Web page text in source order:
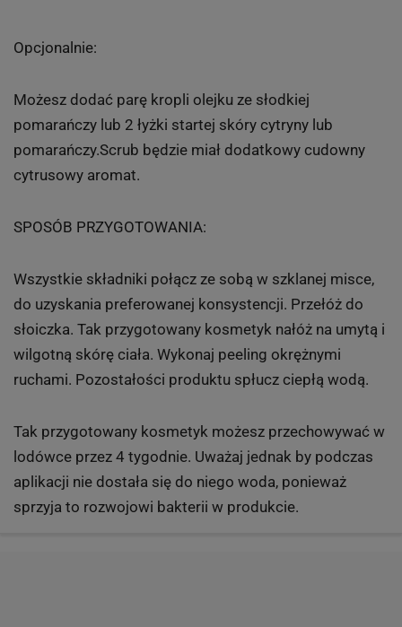
Opcjonalnie:
Możesz dodać parę kropli olejku ze słodkiej
pomarańczy lub 2 łyżki startej skóry cytryny lub
pomarańczy.Scrub będzie miał dodatkowy cudowny
cytrusowy aromat.
SPOSÓB PRZYGOTOWANIA:
Wszystkie składniki połącz ze sobą w szklanej misce,
do uzyskania preferowanej konsystencji. Przełóż do
słoiczka. Tak przygotowany kosmetyk nałóż na umytą i
wilgotną skórę ciała. Wykonaj peeling okrężnymi
ruchami. Pozostałości produktu spłucz ciepłą wodą.
Tak przygotowany kosmetyk możesz przechowywać w
lodówce przez 4 tygodnie. Uważaj jednak by podczas
aplikacji nie dostała się do niego woda, ponieważ
sprzyja to rozwojowi bakterii w produkcie.